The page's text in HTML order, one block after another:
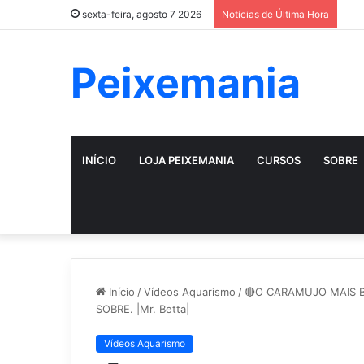
sexta-feira, agosto 7 2026 Notícias de Última Hora
Peixemania
INÍCIO LOJA PEIXEMANIA CURSOS SOBRE
Início /Vídeos Aquarismo /🔴O CARAMUJO MAIS
SOBRE. |Mr. Betta|
Vídeos Aquarismo